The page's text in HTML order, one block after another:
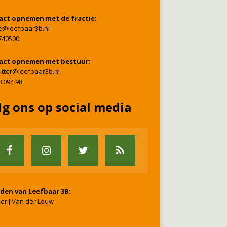
opnemen met de fractie:
opnemen met bestuur:
094 98
ons op social media
van Leefbaar 3B:
Van der Louw